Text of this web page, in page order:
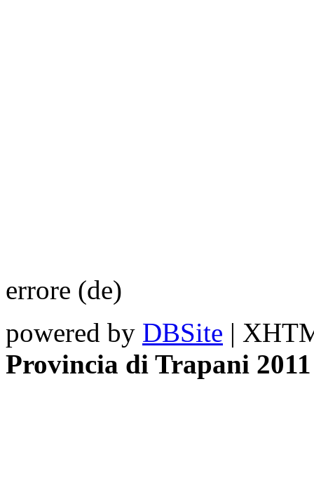
errore (de)
powered by DBSite |
Provincia di Trapani 2011